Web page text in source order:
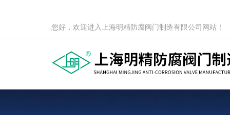
您好，欢迎进入上海明精防腐阀门制造有限公司网站！